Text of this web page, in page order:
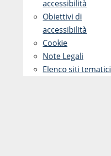
accessibilità
Obiettivi di
accessibilità
Cookie
Note Legali
Elenco siti tematici